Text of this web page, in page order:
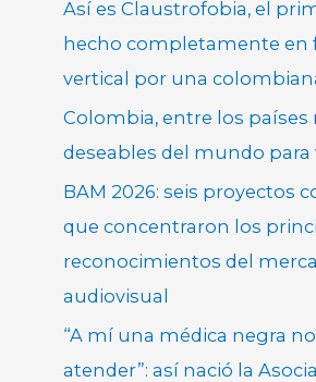
Así es Claustrofobia, el
hecho completamente en
vertical por una
Colombia, entre los países
deseables del mundo para
BAM 2026: seis proyectos
que concentraron los
reconocimientos del
audiovisual
“A mí una médica negra
atender”: así nació la